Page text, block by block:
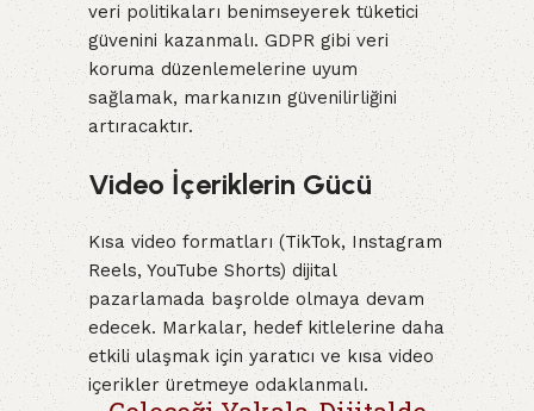
veri politikaları benimseyerek tüketici
güvenini kazanmalı. GDPR gibi veri
koruma düzenlemelerine uyum
sağlamak, markanızın güvenilirliğini
artıracaktır.
Video İçeriklerin Gücü
Kısa video formatları (TikTok, Instagram
Reels, YouTube Shorts) dijital
pazarlamada başrolde olmaya devam
edecek. Markalar, hedef kitlelerine daha
etkili ulaşmak için yaratıcı ve kısa video
içerikler üretmeye odaklanmalı.